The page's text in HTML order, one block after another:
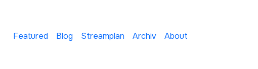
Featured Blog Streamplan Archiv About